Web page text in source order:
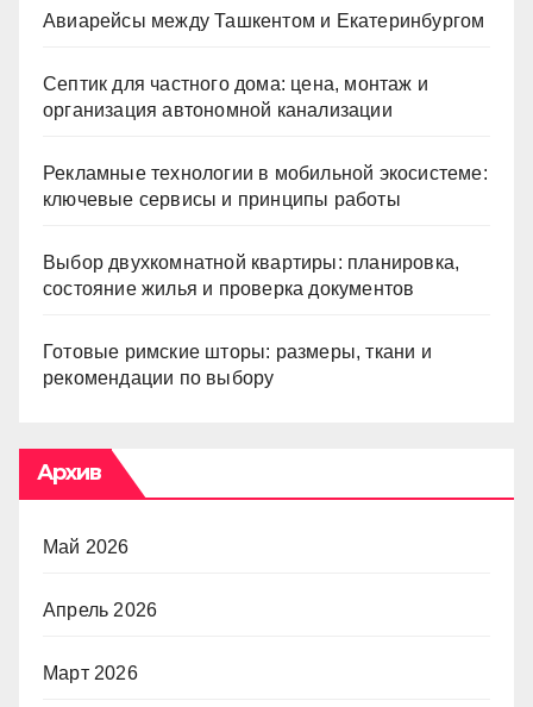
Авиарейсы между Ташкентом и Екатеринбургом
Септик для частного дома: цена, монтаж и
организация автономной канализации
Рекламные технологии в мобильной экосистеме:
ключевые сервисы и принципы работы
Выбор двухкомнатной квартиры: планировка,
состояние жилья и проверка документов
Готовые римские шторы: размеры, ткани и
рекомендации по выбору
Архив
Май 2026
Апрель 2026
Март 2026